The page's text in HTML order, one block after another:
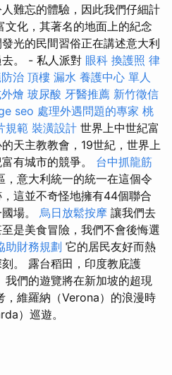
難忘的體驗，因此我們仔細計
化，其著名的地面上的紀念
光的民間習俗正在講述意大利
。 - 私人派對 眼科 換護照 律
治 頂樓 漏水 養護中心 單人
燴 玻尿酸 牙醫推薦 新竹徵信
seo 處理外遇問題的專家 桃
規範 裝潢設計 世界上中世紀富
天主教教會，19世紀，世界上
有城市的競爭。 台中抓龍筋
，意大利統一的統一在這個令
這並不奇怪地擁有44個聯合
場。 烏日放鬆按摩 讓我們去
是美食冒險，我們不會後悔選
助財務規劃 它的居民友好而熱
。 露台稻田，印度教庇護
我們的遊覽將在新加坡的超現
，維羅納（Verona）的浪漫時
）巡遊。